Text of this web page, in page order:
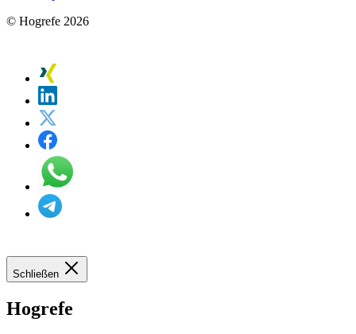
© Hogrefe 2026
Schließen
Hogrefe